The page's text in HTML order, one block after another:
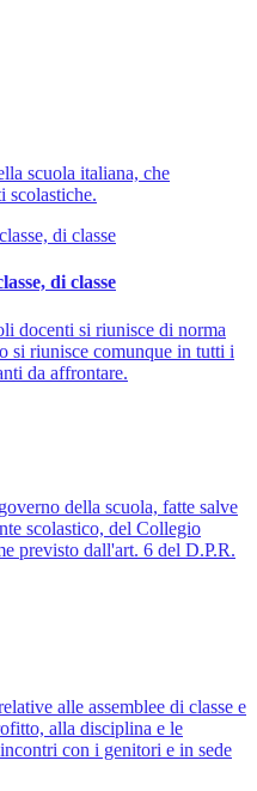
scuola italiana, che
scolastiche.
di classe
docenti si riunisce di norma
si riunisce comunque in tutti i
da affrontare.
della scuola, fatte salve
scolastico, del Collegio
previsto dall'art. 6 del D.P.R.
alle assemblee di classe e
alla disciplina e le
con i genitori e in sede